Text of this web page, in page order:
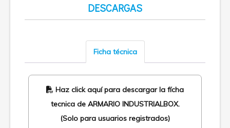
DESCARGAS
Ficha técnica
Haz click aquí para descargar la fícha
tecnica de ARMARIO INDUSTRIALBOX.
(Solo para usuarios registrados)